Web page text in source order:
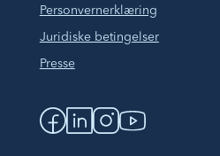
Personvernerklæring
Juridiske betingelser
Presse